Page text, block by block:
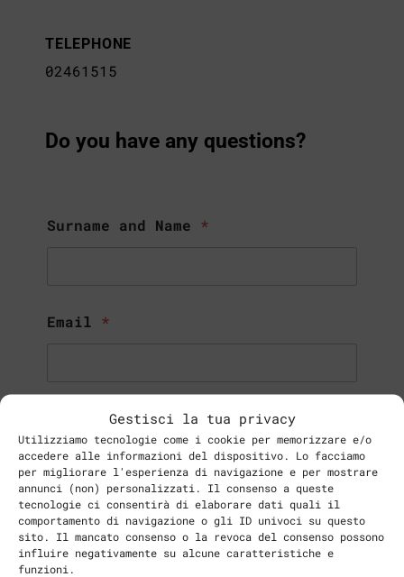
Gestisci la tua privacy
Utilizziamo tecnologie come i cookie per memorizzare e/o
accedere alle informazioni del dispositivo. Lo facciamo
per migliorare l'esperienza di navigazione e per mostrare
annunci (non) personalizzati. Il consenso a queste
tecnologie ci consentirà di elaborare dati quali il
comportamento di navigazione o gli ID univoci su questo
sito. Il mancato consenso o la revoca del consenso possono
influire negativamente su alcune caratteristiche e
funzioni.
TELEPHONE
02461515
Do you have any questions?
Surname and Name *
Email *
Company
Telephone*